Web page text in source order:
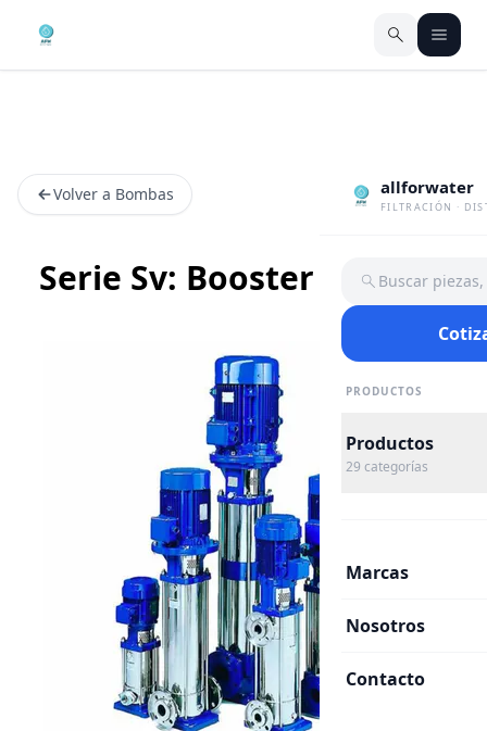
allforwater
FILTRACIÓN ·
Buscar
PRODUCTOS
Productos
29 categorías
Marcas
Nosotros
Contacto
Volver a Bombas
Serie Sv: Booster Vertical